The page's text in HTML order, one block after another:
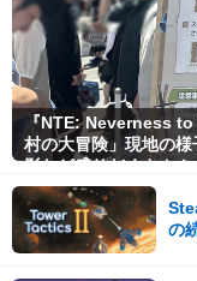
『NTE: Neverness
村の大冒険」現地の
影など盛りだくさん！
の